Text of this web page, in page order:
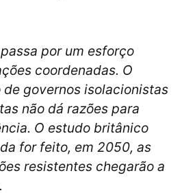
por um esforço
coordenadas. O
governos isolacionistas
não dá razões para
O estudo britânico
for feito, em 2050, as
resistentes chegarão a